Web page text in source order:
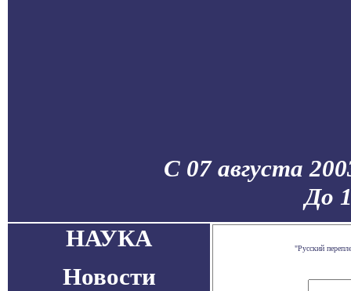
С 07 августа
До
НАУКА
Новости
"Русский